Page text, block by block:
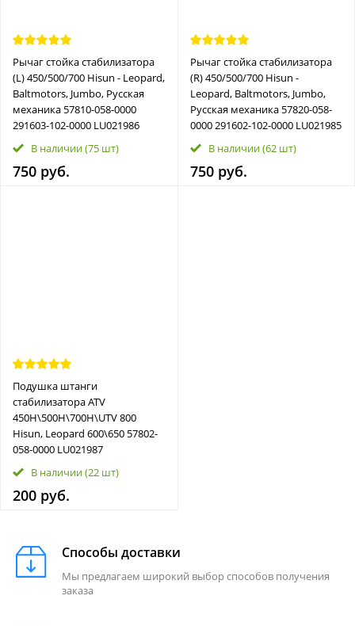
Рычаг стойка стабилизатора
(L) 450/500/700 Hisun - Leopard,
Baltmotors, Jumbo, Русская
механика 57810-058-0000
291603-102-0000 LU021986
В наличии(75 шт)
750 руб.
Рычаг стойка стабилизатора
(R) 450/500/700 Hisun -
Leopard, Baltmotors, Jumbo,
Русская механика 57820-058-
0000 291602-102-0000 LU021985
В наличии(62 шт)
750 руб.
Подушка штанги
стабилизатора ATV
450H\500H\700H\UTV 800
Hisun, Leopard 600\650 57802-
058-0000 LU021987
В наличии(22 шт)
200 руб.
Способы доставки
Мы предлагаем широкий выбор способов получения
заказа